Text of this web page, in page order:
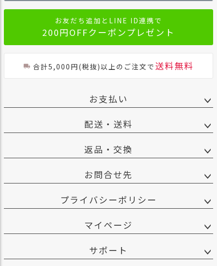
お友だち追加とLINE ID連携で
200円OFFクーポンプレゼント
合計5,000円(税抜)以上のご注文で 送料無料
お支払い
配送・送料
返品・交換
お問合せ先
プライバシーポリシー
マイページ
サポート